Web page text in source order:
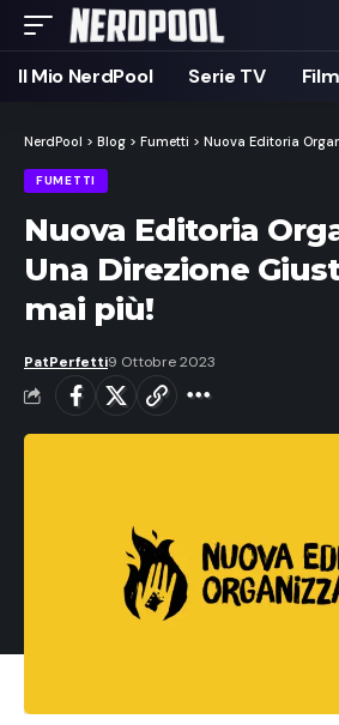
Il Mio NerdPool Serie TV Film
NerdPool > Blog > Fumetti > Nuova Editoria Organizzata:
FUMETTI
Nuova Editoria
Una Direzione
mai più!
PatPerfetti9 Ottobre 2023